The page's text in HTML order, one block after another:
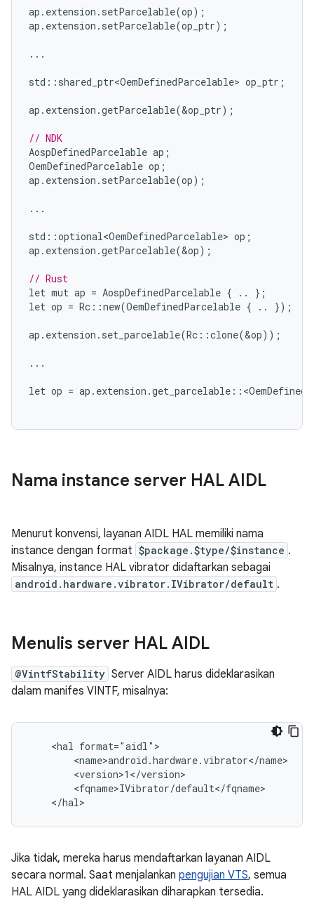
ap . extension . setParcelable(op);
ap . extension . setParcelable(op_ptr);
...
std :: shared_ptr<OemDefinedParcelable> op_ptr ;
ap . extension .getParcelable(&op_ptr);
// NDK
AospDefinedParcelable ap ;
OemDefinedParcelable op ;
ap . extension . setParcelable(op);
...
std ::optional<OemDefinedParcelable> op ;
ap . extension .getParcelable(&op);
// Rust
let mut ap = AospDefinedParcelable { ..
};
let op = Rc ::new(OemDefinedParcelable { .. });
ap . extension . set_parcelable(Rc ::clone(&op));
...
let op = ap . extension .get_parcelable :: <
Nama instance server HAL AIDL
Menurut konvensi, layanan AIDL HAL memiliki nama
instance dengan format $package.$type/$instance .
Misalnya, instance HAL vibrator didaftarkan sebagai
android.hardware.vibrator.IVibrator/default .
Menulis server HAL AIDL
@VintfStability Server AIDL harus dideklarasikan
dalam manifes VINTF, misalnya:
    <hal format="aidl">
        <name>android.hardware.vibrator</name>
        <version>1</version>
        <fqname>IVibrator/default</fqname>
Jika tidak, mereka harus mendaftarkan layanan AIDL
secara normal. Saat menjalankan pengujian VTS, semua
HAL AIDL yang dideklarasikan diharapkan tersedia.